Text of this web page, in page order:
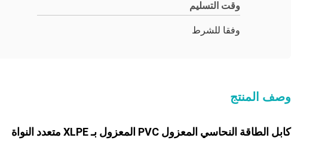
وقت التسليم
وفقا للشرط
وصف المنتج
كابل الطاقة النحاسي المعزول PVC المعزول بـ XLPE متعدد النواة